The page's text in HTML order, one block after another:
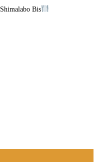
Shimalabo Bis